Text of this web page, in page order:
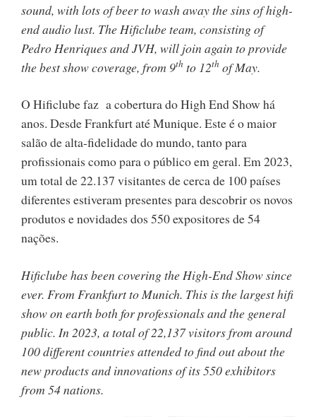
sound, with lots of beer to wash away the sins of high-
end audio lust. The Hificlube team, consisting of
Pedro Henriques and JVH, will join again to provide
the best show coverage, from 9th to 12th of May.
O Hificlube faz a cobertura do High End Show há
anos. Desde Frankfurt até Munique. Este é o maior
salão de alta-fidelidade do mundo, tanto para
profissionais como para o público em geral. Em 2023,
um total de 22.137 visitantes de cerca de 100 países
diferentes estiveram presentes para descobrir os novos
produtos e novidades dos 550 expositores de 54
nações.
Hificlube has been covering the High-End Show since
ever. From Frankfurt to Munich. This is the largest hifi
show on earth both for professionals and the general
public. In 2023, a total of 22,137 visitors from around
100 different countries attended to find out about the
new products and innovations of its 550 exhibitors
from 54 nations.